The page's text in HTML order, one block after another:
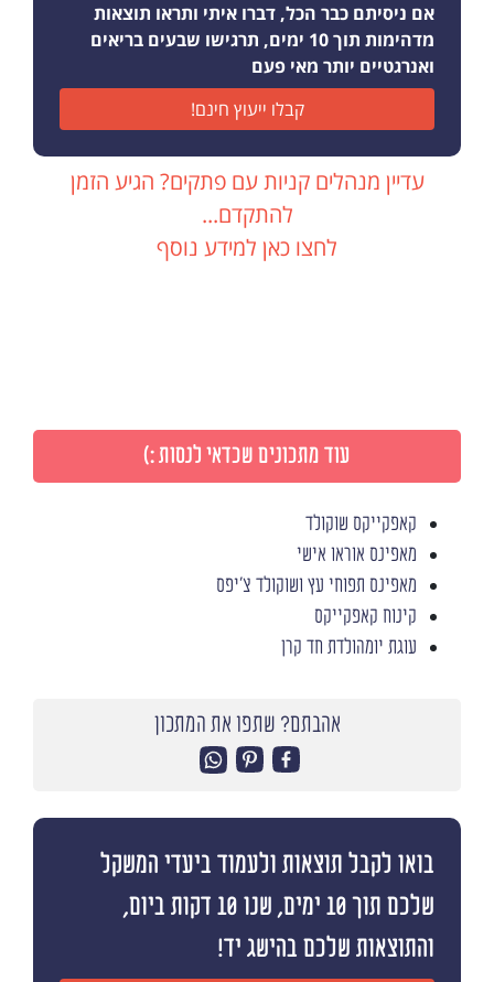
אם ניסיתם כבר הכל, דברו איתי ותראו תוצאות
מדהימות תוך 10 ימים, תרגישו שבעים בריאים
ואנרגטיים יותר מאי פעם
קבלו ייעוץ חינם!
עדיין מנהלים קניות עם פתקים? הגיע הזמן
להתקדם...
לחצו כאן למידע נוסף
עוד מתכונים שכדאי לנסות :)
קאפקייקס שוקולד
מאפינס אוראו אישי
מאפינס תפוחי עץ ושוקולד צ'יפס
קינוח קאפקייקס
עוגת יומהולדת חד קרן
אהבתם? שתפו את המתכון
בואו לקבל תוצאות ולעמוד ביעדי המשקל
שלכם תוך 10 ימים, שנו 10 דקות ביום,
והתוצאות שלכם בהישג יד!